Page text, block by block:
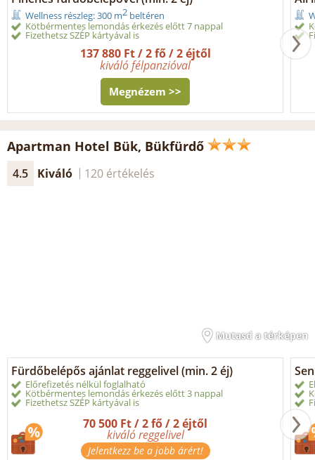
Wellness részleg: 300 m2 beltéren
Kötbérmentes lemondás érkezés előtt 7 nappal
Fizethetsz SZÉP kártyával is
137 880 Ft / 2 fő / 2 éjtől
kiváló félpanzióval
Megnézem >>
Apartman Hotel Bük, Bükfürdő
4.5 Kiváló 120 értékelés
Mutasd a térképen
Fürdőbelépős ajánlat reggelivel (min. 2 éj)
Előrefizetés nélkül foglalható
Kötbérmentes lemondás érkezés előtt 3 nappal
Fizethetsz SZÉP kártyával is
70 500 Ft / 2 fő / 2 éjtől
kiváló reggelivel
Jelentkezz be a jobb árért!